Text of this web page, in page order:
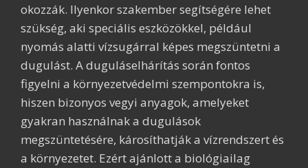
okozzák. Ilyenkor szakember segítségére lehet
szükség, aki speciális eszközökkel, például
nyomás alatti vízsugárral képes megszüntetni a
dugulást. A duguláselhárítás során fontos
figyelni a környezetvédelmi szempontokra is,
hiszen bizonyos vegyi anyagok, amelyeket
gyakran használnak a dugulások
megszüntetésére, károsíthatják a vízrendszert és
a környezetet. Ezért ajánlott a biológiailag